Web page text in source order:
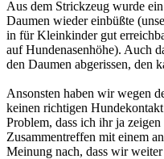
Aus dem Strickzeug wurde
Daumen wieder einbüßte
in für Kleinkinder gut
auf Hundenasenhöhe). Auch
den Daumen abgerissen, den
Ansonsten haben wir wegen
keinen richtigen
Problem, dass ich ihr ja
Zusammentreffen mit einem
Meinung nach, dass wir